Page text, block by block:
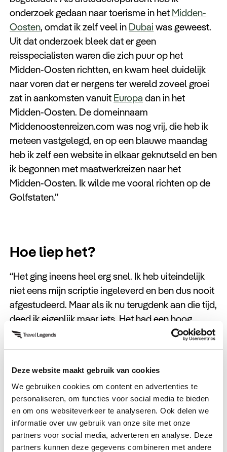
Deze website maakt gebruik van cookies
We gebruiken cookies om content en advertenties te
personaliseren, om functies voor social media te bieden
en om ons websiteverkeer te analyseren. Ook delen we
informatie over uw gebruik van onze site met onze
partners voor social media, adverteren en analyse. Deze
partners kunnen deze gegevens combineren met andere
onderzoek gedaan naar toerisme in het Midden-
Oosten, omdat ik zelf veel in Dubai was geweest.
Uit dat onderzoek bleek dat er geen
reisspecialisten waren die zich puur op het
Midden-Oosten richtten, en kwam heel duidelijk
naar voren dat er nergens ter wereld zoveel groei
zat in aankomsten vanuit Europa dan in het
Midden-Oosten. De domeinnaam
Middenoostenreizen.com was nog vrij, die heb ik
meteen vastgelegd, en op een blauwe maandag
heb ik zelf een website in elkaar geknutseld en ben
ik begonnen met maatwerkreizen naar het
Midden-Oosten. Ik wilde me vooral richten op de
Golfstaten.”
Hoe liep het?
“Het ging ineens heel erg snel. Ik heb uiteindelijk
niet eens mijn scriptie ingeleverd en ben dus nooit
afgestudeerd. Maar als ik nu terugdenk aan die tijd,
deed ik eigenlijk maar iets. Het had een hoog
‘houtje-touwtje’-gehalte, maar het waren wel 100%
maatwerkreizen naarDubai,Abu Dhabi, Qatar,
we ook pakket- en groepsreizen aan. Maar in 2012
was het aanbod over het algeheel een stuk minder
dan nu. Het online boeken van reizen gebeurde al
wel, maar veel minder. We hebben meteen volle
bak ingezet op een goede online vindbaarheid van
die bestemmingen, daar hebben we nu nog steeds